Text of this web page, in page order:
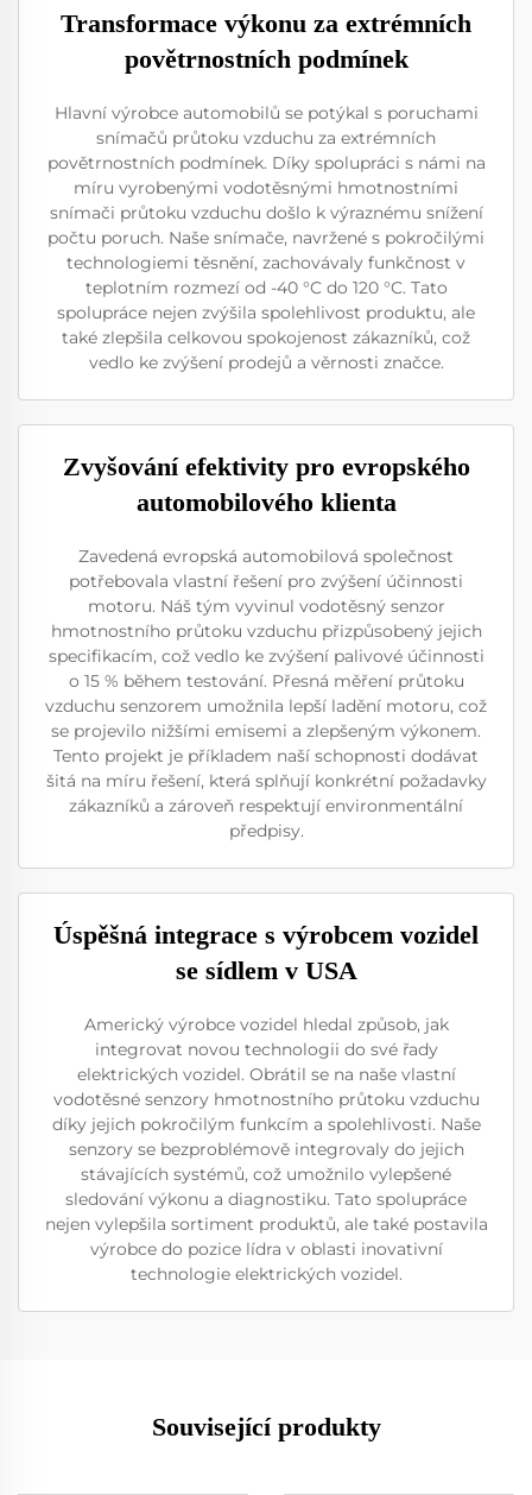
Transformace výkonu za extrémních
povětrnostních podmínek
Hlavní výrobce automobilů se potýkal s poruchami
snímačů průtoku vzduchu za extrémních
povětrnostních podmínek. Díky spolupráci s námi na
míru vyrobenými vodotěsnými hmotnostními
snímači průtoku vzduchu došlo k výraznému snížení
počtu poruch. Naše snímače, navržené s pokročilými
technologiemi těsnění, zachovávaly funkčnost v
teplotním rozmezí od -40 °C do 120 °C. Tato
spolupráce nejen zvýšila spolehlivost produktu, ale
také zlepšila celkovou spokojenost zákazníků, což
vedlo ke zvýšení prodejů a věrnosti značce.
Zvyšování efektivity pro evropského
automobilového klienta
Zavedená evropská automobilová společnost
potřebovala vlastní řešení pro zvýšení účinnosti
motoru. Náš tým vyvinul vodotěsný senzor
hmotnostního průtoku vzduchu přizpůsobený jejich
specifikacím, což vedlo ke zvýšení palivové účinnosti
o 15 % během testování. Přesná měření průtoku
vzduchu senzorem umožnila lepší ladění motoru, což
se projevilo nižšími emisemi a zlepšeným výkonem.
Tento projekt je příkladem naší schopnosti dodávat
šitá na míru řešení, která splňují konkrétní požadavky
zákazníků a zároveň respektují environmentální
předpisy.
Úspěšná integrace s výrobcem vozidel
se sídlem v USA
Americký výrobce vozidel hledal způsob, jak
integrovat novou technologii do své řady
elektrických vozidel. Obrátil se na naše vlastní
vodotěsné senzory hmotnostního průtoku vzduchu
díky jejich pokročilým funkcím a spolehlivosti. Naše
senzory se bezproblémově integrovaly do jejich
stávajících systémů, což umožnilo vylepšené
sledování výkonu a diagnostiku. Tato spolupráce
nejen vylepšila sortiment produktů, ale také postavila
výrobce do pozice lídra v oblasti inovativní
technologie elektrických vozidel.
Související produkty